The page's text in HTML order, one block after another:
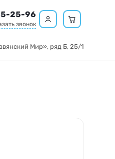
25-96
звонок
Мир», ряд Б, 25/1